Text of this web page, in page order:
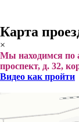
Карта
×
Мы находимся по
проспект, д. 32,
Видео как пройти